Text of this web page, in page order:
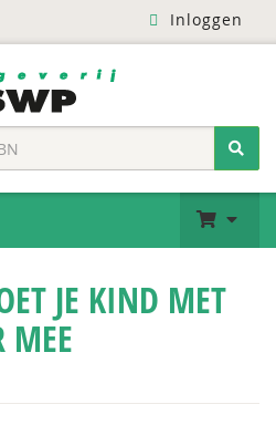
Inloggen
JE KIND MET
MEE